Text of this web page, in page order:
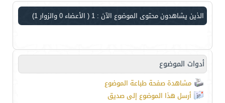
الذين يشاهدون محتوى الموضوع الآن : 1 ( الأعضاء 0 والزوار 1)
أدوات الموضوع
مشاهدة صفحة طباعة الموضوع
أرسل هذا الموضوع إلى صديق